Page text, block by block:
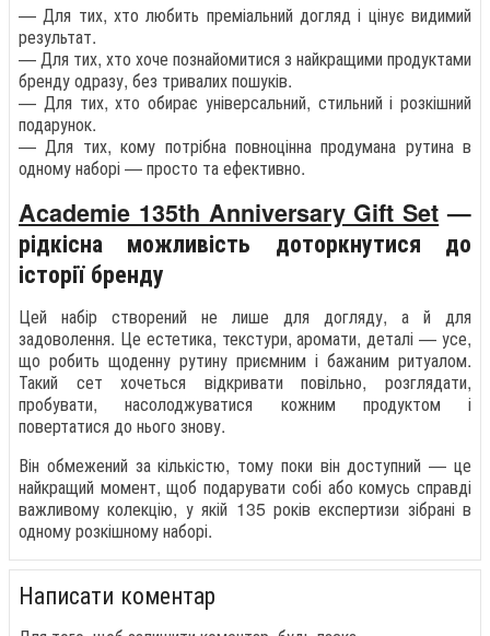
— Для тих, хто любить преміальний догляд і цінує видимий
результат.
— Для тих, хто хоче познайомитися з найкращими продуктами
бренду одразу, без тривалих пошуків.
— Для тих, хто обирає універсальний, стильний і розкішний
подарунок.
— Для тих, кому потрібна повноцінна продумана рутина в
одному наборі — просто та ефективно.
Academie 135th Anniversary Gift Set —
рідкісна можливість доторкнутися до
історії бренду
Цей набір створений не лише для догляду, а й для
задоволення. Це естетика, текстури, аромати, деталі — усе,
що робить щоденну рутину приємним і бажаним ритуалом.
Такий сет хочеться відкривати повільно, розглядати,
пробувати, насолоджуватися кожним продуктом і
повертатися до нього знову.
Він обмежений за кількістю, тому поки він доступний — це
найкращий момент, щоб подарувати собі або комусь справді
важливому колекцію, у якій 135 років експертизи зібрані в
одному розкішному наборі.
Написати коментар